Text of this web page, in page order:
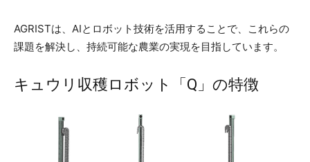
AGRISTは、AIとロボット技術を活用することで、これらの
課題を解決し、持続可能な農業の実現を目指しています。
キュウリ収穫ロボット「Q」の特徴